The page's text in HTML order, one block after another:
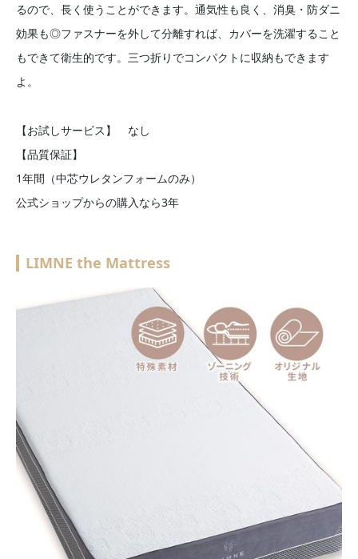
るので、長く使うことができます。通気性も良く、消臭・防ダニ
効果も◎ファスナーを外して分離すれば、カバーを洗濯すること
もできて衛生的です。三つ折りでコンパクトに収納もできます
よ。
【お試しサービス】 なし
【品質保証】
1年間（中芯ウレタンフォームのみ）
公式ショップからの購入なら3年
LIMNE the Mattress